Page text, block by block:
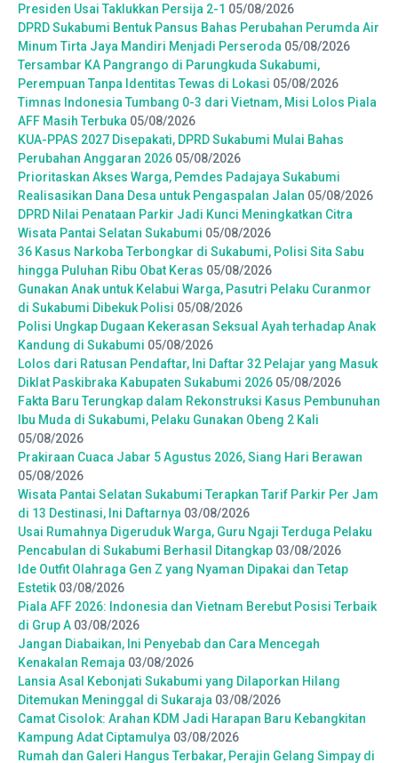
Presiden Usai Taklukkan Persija 2-1 05/08/2026
DPRD Sukabumi Bentuk Pansus Bahas Perubahan Perumda Air
Minum Tirta Jaya Mandiri Menjadi Perseroda 05/08/2026
Tersambar KA Pangrango di Parungkuda Sukabumi,
Perempuan Tanpa Identitas Tewas di Lokasi 05/08/2026
Timnas Indonesia Tumbang 0-3 dari Vietnam, Misi Lolos Piala
AFF Masih Terbuka 05/08/2026
KUA-PPAS 2027 Disepakati, DPRD Sukabumi Mulai Bahas
Perubahan Anggaran 2026 05/08/2026
Prioritaskan Akses Warga, Pemdes Padajaya Sukabumi
Realisasikan Dana Desa untuk Pengaspalan Jalan 05/08/2026
DPRD Nilai Penataan Parkir Jadi Kunci Meningkatkan Citra
Wisata Pantai Selatan Sukabumi 05/08/2026
36 Kasus Narkoba Terbongkar di Sukabumi, Polisi Sita Sabu
hingga Puluhan Ribu Obat Keras 05/08/2026
Gunakan Anak untuk Kelabui Warga, Pasutri Pelaku Curanmor
di Sukabumi Dibekuk Polisi 05/08/2026
Polisi Ungkap Dugaan Kekerasan Seksual Ayah terhadap Anak
Kandung di Sukabumi 05/08/2026
Lolos dari Ratusan Pendaftar, Ini Daftar 32 Pelajar yang Masuk
Diklat Paskibraka Kabupaten Sukabumi 2026 05/08/2026
Fakta Baru Terungkap dalam Rekonstruksi Kasus Pembunuhan
Ibu Muda di Sukabumi, Pelaku Gunakan Obeng 2 Kali
05/08/2026
Prakiraan Cuaca Jabar 5 Agustus 2026, Siang Hari Berawan
05/08/2026
Wisata Pantai Selatan Sukabumi Terapkan Tarif Parkir Per Jam
di 13 Destinasi, Ini Daftarnya 03/08/2026
Usai Rumahnya Digeruduk Warga, Guru Ngaji Terduga Pelaku
Pencabulan di Sukabumi Berhasil Ditangkap 03/08/2026
Ide Outfit Olahraga Gen Z yang Nyaman Dipakai dan Tetap
Estetik 03/08/2026
Piala AFF 2026: Indonesia dan Vietnam Berebut Posisi Terbaik
di Grup A 03/08/2026
Jangan Diabaikan, Ini Penyebab dan Cara Mencegah
Kenakalan Remaja 03/08/2026
Lansia Asal Kebonjati Sukabumi yang Dilaporkan Hilang
Ditemukan Meninggal di Sukaraja 03/08/2026
Camat Cisolok: Arahan KDM Jadi Harapan Baru Kebangkitan
Kampung Adat Ciptamulya 03/08/2026
Rumah dan Galeri Hangus Terbakar, Perajin Gelang Simpay di